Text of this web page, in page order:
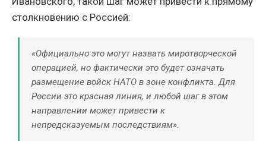
столкновению с Россией:
«Официально это могут назвать миротворческой
операцией, но фактически это будет означать
размещение войск НАТО в зоне конфликта. Для
России это красная линия, и любой шаг в этом
направлении может привести к
непредсказуемым последствиям».